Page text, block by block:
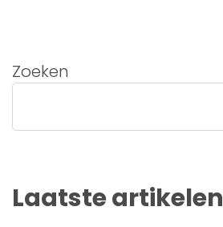
Zoeken
Laatste artikelen